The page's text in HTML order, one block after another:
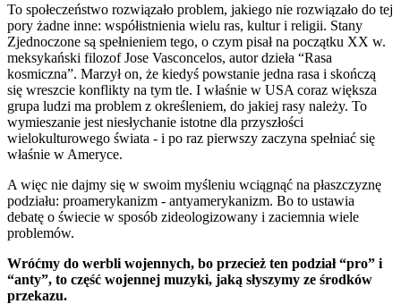
To społeczeństwo rozwiązało problem, jakiego nie rozwiązało do tej
pory żadne inne: współistnienia wielu ras, kultur i religii. Stany
Zjednoczone są spełnieniem tego, o czym pisał na początku XX w.
meksykański filozof Jose Vasconcelos, autor dzieła “Rasa
kosmiczna”. Marzył on, że kiedyś powstanie jedna rasa i skończą
się wreszcie konflikty na tym tle. I właśnie w USA coraz większa
grupa ludzi ma problem z określeniem, do jakiej rasy należy. To
wymieszanie jest niesłychanie istotne dla przyszłości
wielokulturowego świata - i po raz pierwszy zaczyna spełniać się
właśnie w Ameryce.
A więc nie dajmy się w swoim myśleniu wciągnąć na płaszczyznę
podziału: proamerykanizm - antyamerykanizm. Bo to ustawia
debatę o świecie w sposób zideologizowany i zaciemnia wiele
problemów.
Wróćmy do werbli wojennych, bo przecież ten podział “pro” i
“anty”, to część wojennej muzyki, jaką słyszymy ze środków
przekazu.